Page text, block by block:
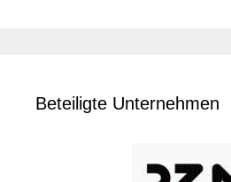
Beteiligte Unternehmen